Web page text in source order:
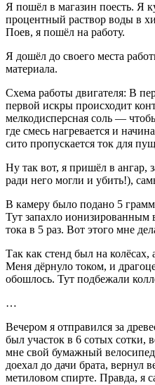
Я пошёл в магазин поесть. Я
процентный раствор воды в
Поев, я пошёл на работу.
Я дошёл до своего места
материала.
Схема работы двигателя: В
первой искры происходит
мелкодисперсная соль —
где смесь нагревается и
сито пропускается ток для
Ну так вот, я пришёл в ангар,
ради него могли и убить!),
В камеру было подано 5
Тут запахло ионизированным
тока в 5 раз. Вот этого мне
Так как стенд был на колёсах,
Меня дёрнуло током, и
обошлось. Тут подбежали
…
Вечером я отправился за
был участок в 6 сотых сотки,
мне свой бумажный
доехал до дачи брата,
метиловом спирте. Правда, я